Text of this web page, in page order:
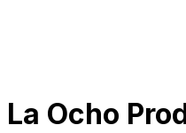
La Ocho